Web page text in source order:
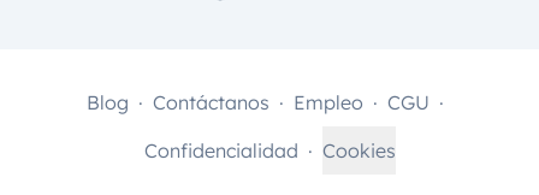
Blog Contáctanos Empleo
CGU
Confidencialidad
Cookies